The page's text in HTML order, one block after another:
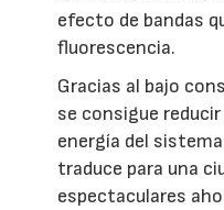
efecto de bandas
fluorescencia.
Gracias al bajo
se consigue
energía del
traduce para una
espectaculares